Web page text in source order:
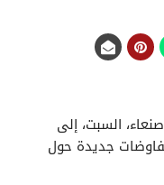
السبت، إلى
جديدة حول